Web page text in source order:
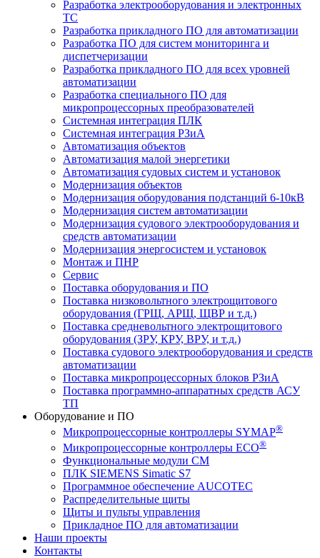
Разработка электрооборудования и электронных
ТС
Разработка прикладного ПО для автоматизации
Разработка ПО для систем мониторинга и
диспетчеризации
Разработка прикладного ПО для всех уровней
автоматизации
Разработка специального ПО для
микропроцессорных преобразователей
Системная интеграция ПЛК
Системная интеграция РЗиА
Автоматизация объектов
Автоматизация малой энергетики
Автоматизация судовых систем и установок
Модернизация объектов
Модернизация оборудования подстанций 6-10кВ
Модернизация систем автоматизации
Модернизация судового электрооборудования и
средств автоматизации
Модернизация энергосистем и установок
Монтаж и ПНР
Сервис
Поставка оборудования и ПО
Поставка низковольтного электрощитового
оборудования (ГРЩ, АРЩ, ЩВР и т.д.)
Поставка средневольтного электрощитового
оборудования (ЗРУ, КРУ, ВРУ, и т.д.)
Поставка судового электрооборудования и средств
автоматизации
Поставка микропроцессорных блоков РЗиА
Поставка программно-аппаратных средств АСУ
ТП
Оборудование и ПО
Микропроцессорные контроллеры SYMAP®
Микропроцессорные контроллеры ECO®
Функциональные модули СМ
ПЛК SIEMENS Simatic S7
Программное обеспечение AUCOTEC
Распределительные щиты
Щиты и пульты управления
Прикладное ПО для автоматизации
Наши проекты
Контакты